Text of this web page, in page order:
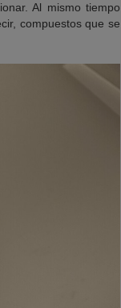
Al mismo tiempo
compuestos que se